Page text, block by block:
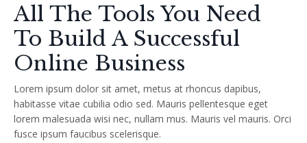
All The Tools You Need
To Build A Successful
Online Business
Lorem ipsum dolor sit amet, metus at rhoncus dapibus,
habitasse vitae cubilia odio sed. Mauris pellentesque eget
lorem malesuada wisi nec, nullam mus. Mauris vel mauris. Orci
fusce ipsum faucibus scelerisque.